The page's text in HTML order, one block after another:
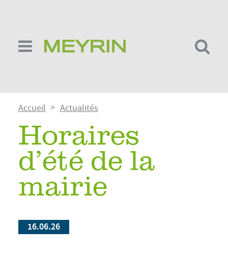
principal
Fil
d'Ariane
Accueil Actualités
Horaires
d’été de la
mairie
16.06.26